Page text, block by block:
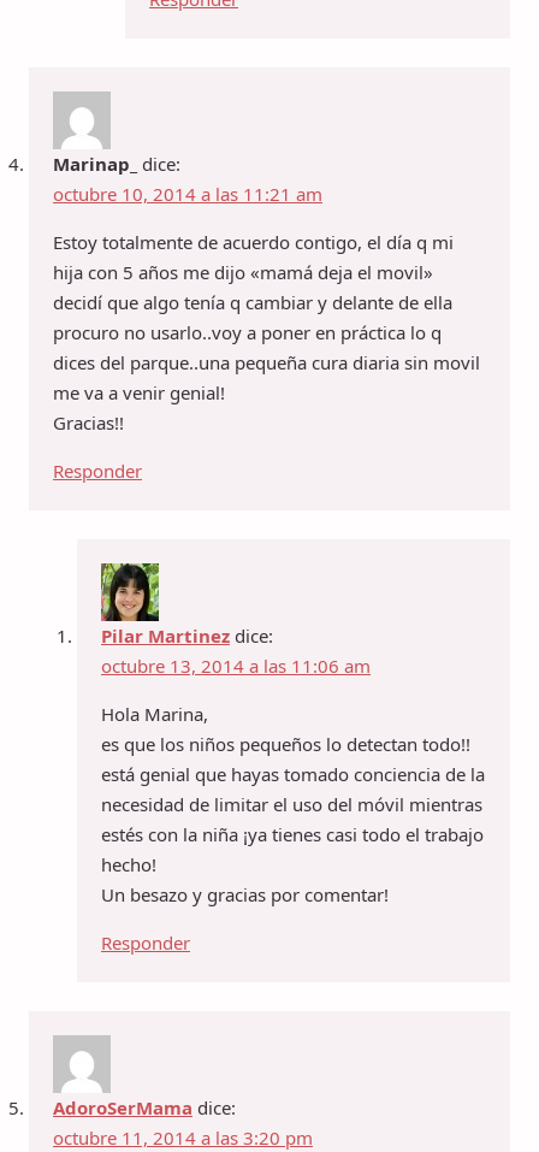
Marinap_ dice:
octubre 10, 2014 a las 11:21 am
Estoy totalmente de acuerdo contigo, el día q mi
hija con 5 años me dijo «mamá deja el movil»
decidí que algo tenía q cambiar y delante de ella
procuro no usarlo..voy a poner en práctica lo q
dices del parque..una pequeña cura diaria sin movil
me va a venir genial!
Gracias!!
Responder
Pilar Martinez dice:
octubre 13, 2014 a las 11:06 am
Hola Marina,
es que los niños pequeños lo detectan todo!!
está genial que hayas tomado conciencia de la
necesidad de limitar el uso del móvil mientras
estés con la niña ¡ya tienes casi todo el trabajo
hecho!
Un besazo y gracias por comentar!
Responder
AdoroSerMama dice:
octubre 11, 2014 a las 3:20 pm